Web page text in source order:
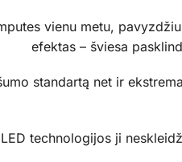
vienu metu,
efektas – šviesa
standartą net ir
technologijos ji